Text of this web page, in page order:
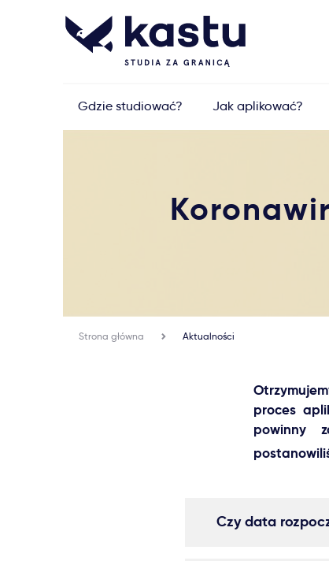
Gdzie studiować? Jak aplikować?
Strona główna Aktualności
proces
powinny
Czy data